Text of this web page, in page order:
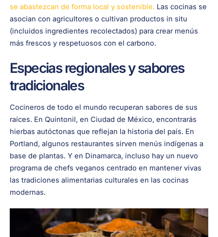
se abastezcan de forma local y sostenible. Las cocinas se
asocian con agricultores o cultivan productos in situ
(incluidos ingredientes recolectados) para crear menús
más frescos y respetuosos con el carbono.
Especias regionales y sabores
tradicionales
Cocineros de todo el mundo recuperan sabores de sus
raíces. En Quintonil, en Ciudad de México, encontrarás
hierbas autóctonas que reflejan la historia del país. En
Portland, algunos restaurantes sirven menús indígenas a
base de plantas. Y en Dinamarca, incluso hay un nuevo
programa de chefs veganos centrado en mantener vivas
las tradiciones alimentarias culturales en las cocinas
modernas.